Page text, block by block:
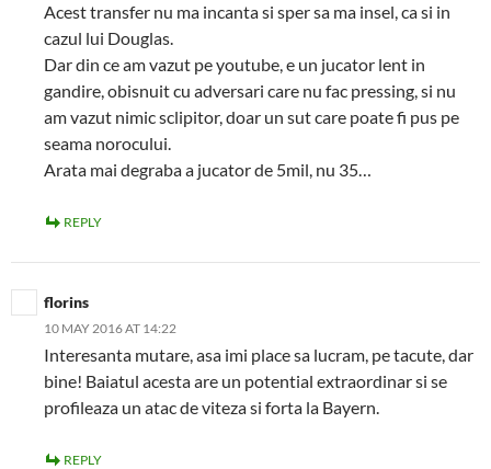
Acest transfer nu ma incanta si sper sa ma insel, ca si in
cazul lui Douglas.
Dar din ce am vazut pe youtube, e un jucator lent in
gandire, obisnuit cu adversari care nu fac pressing, si nu
am vazut nimic sclipitor, doar un sut care poate fi pus pe
seama norocului.
Arata mai degraba a jucator de 5mil, nu 35…
REPLY
florins
10 MAY 2016 AT 14:22
Interesanta mutare, asa imi place sa lucram, pe tacute, dar
bine! Baiatul acesta are un potential extraordinar si se
profileaza un atac de viteza si forta la Bayern.
REPLY